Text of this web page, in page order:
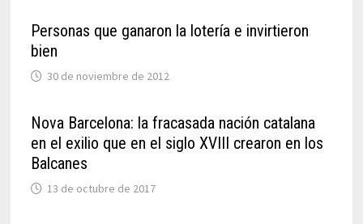
Personas que ganaron la lotería e invirtieron
bien
30 de noviembre de 2012
Nova Barcelona: la fracasada nación catalana
en el exilio que en el siglo XVIII crearon en los
Balcanes
13 de octubre de 2017